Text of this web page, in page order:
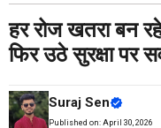
उठे सुरक्षा पर सवाल
हर रोज खतरा बन
फिर उठे सुरक्षा पर
Suraj Sen
Published on: April 30, 2026